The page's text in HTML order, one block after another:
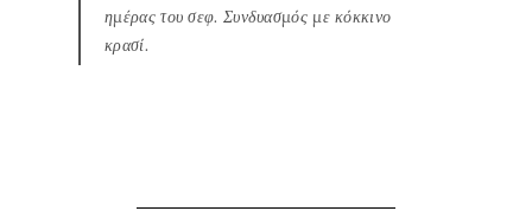
ημέρας του σεφ. Συνδυασμός με κόκκινο
κρασί.